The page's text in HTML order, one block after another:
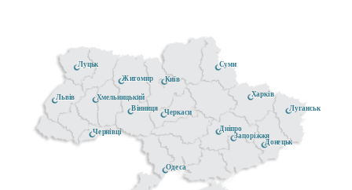
Донецьк
Житомир
Черкаси
Чернівці
Київ
Луганськ
Хмельницький
Луцьк
Дніпро
Одеса
Суми
Вінниця
Запоріжжя
Львів Харків